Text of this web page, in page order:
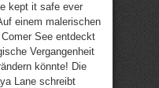
kept it safe ever
einem malerischen
See entdeckt
Vergangenheit
könnte! Die
Lane schreibt